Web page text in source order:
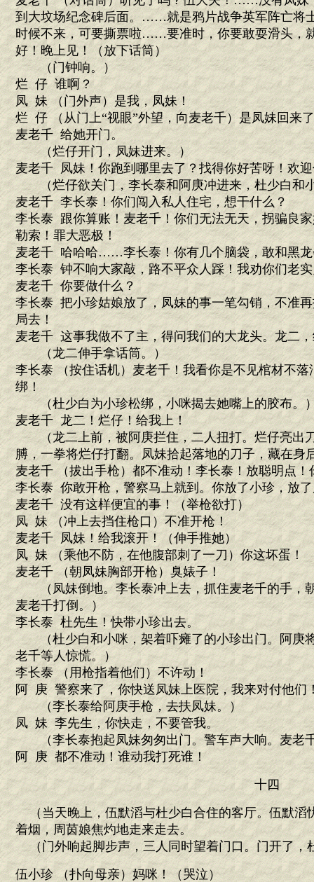
到大坟场纪念碑后面。……就是鸦片战争英军阵亡将
时候不来，可要撕票啦……要准时，你要敢耍滑头
好！晚上见！（放下话筒）
（门钟响。）
烂 仔 谁啊？
凤 妹 （门外声）是我，凤妹！
烂 仔 （从门上“视眼”外望，向麦老千）是凤妹回来
麦老千 给她开门。
（烂仔开门，凤妹进来。）
麦老千 凤妹！你跑到哪里去了？找得你好苦呀！欢
（烂仔欲关门，李长泰和阿庚冲进来，杜少白和
麦老千 李长泰！你们闯入私人住宅，想干什么？
李长泰 跟你算账！麦老千！你们无法无天，拐骗良
勒索！罪大恶极！
麦老千 哈哈哈……李长泰！你有几个脑袋，敢和黑
李长泰 钟不响大家敲，路不平众人踩！我劝你们老
麦老千 你要做什么？
李长泰 把小珍姑娘放了，凤妹的事一笔勾销，不准
局去！
麦老千 这事我做不了主，得问我们的大龙头。龙二
（龙二伸手拿话筒。）
李长泰 （按住话机）麦老千！我看你是不见棺材不
绑！
（杜少白为小珍松绑，小咪揭去她嘴上的胶布。
麦老千 龙二！烂仔！给我上！
（龙二上前，被阿庚拦住，二人扭打。烂仔亮出
膊，一拳将烂仔打翻。凤妹拾起落地的刀子，藏在身
麦老千 （拔出手枪）都不准动！李长泰！放聪明点
李长泰 你敢开枪，警察马上就到。你放了小珍，放
麦老千 没有这样便宜的事！（举枪欲打）
凤 妹 （冲上去挡住枪口）不准开枪！
麦老千 凤妹！给我滚开！（伸手推她）
凤 妹 （乘他不防，在他腹部刺了一刀）你这坏蛋！
麦老千 （朝凤妹胸部开枪）臭婊子！
（凤妹倒地。李长泰冲上去，抓住麦老千的手，
麦老千打倒。）
李长泰 杜先生！快带小珍出去。
（杜少白和小咪，架着吓瘫了的小珍出门。阿庚
老千等人惊慌。）
李长泰 （用枪指着他们）不许动！
阿 庚 警察来了，你快送凤妹上医院，我来对付他们
（李长泰给阿庚手枪，去扶凤妹。）
凤 妹 李先生，你快走，不要管我。
（李长泰抱起凤妹匆匆出门。警车声大响。麦老
阿 庚 都不准动！谁动我打死谁！
十四
（当天晚上，伍默滔与杜少白合住的客厅。伍默滔
着烟，周茵娘焦灼地走来走去。
（门外响起脚步声，三人同时望着门口。门开了，
伍小珍 （扑向母亲）妈咪！（哭泣）